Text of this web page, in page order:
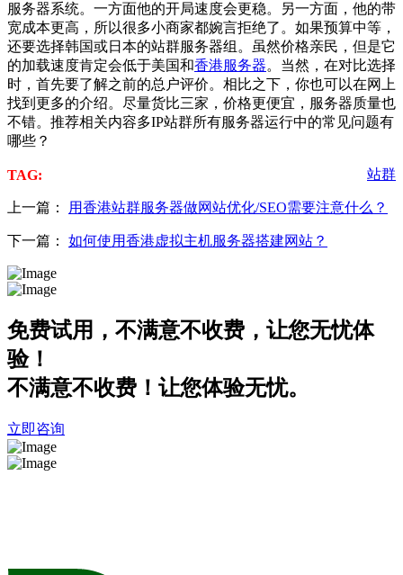
服务器系统。一方面他的开局速度会更稳。另一方面，他的带
宽成本更高，所以很多小商家都婉言拒绝了。如果预算中等，
还要选择韩国或日本的站群服务器组。虽然价格亲民，但是它
的加载速度肯定会低于美国和香港服务器。当然，在对比选择
时，首先要了解之前的总户评价。相比之下，你也可以在网上
找到更多的介绍。尽量货比三家，价格更便宜，服务器质量也
不错。推荐相关内容多IP站群所有服务器运行中的常见问题有
哪些？
TAG: 站群
上一篇： 用香港站群服务器做网站优化/SEO需要注意什么？
下一篇： 如何使用香港虚拟主机服务器搭建网站？
免费试用，不满意不收费，让您无忧体
验！
不满意不收费！让您体验无忧。
立即咨询